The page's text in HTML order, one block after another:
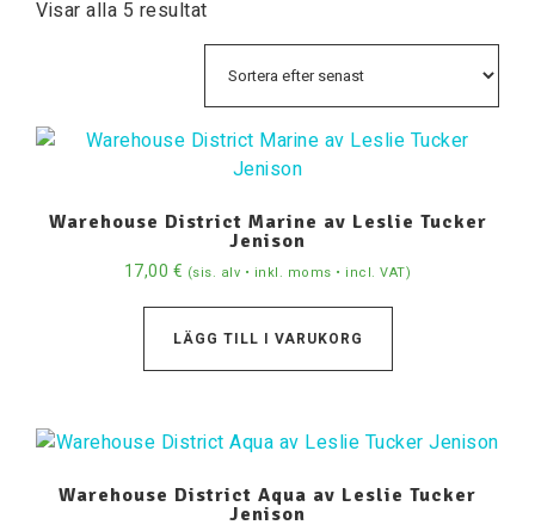
Visar alla 5 resultat
Warehouse District Marine av Leslie Tucker
Jenison
17,00 € (sis. alv • inkl. moms • incl. VAT)
LÄGG TILL I VARUKORG
Warehouse District Aqua av Leslie Tucker
Jenison